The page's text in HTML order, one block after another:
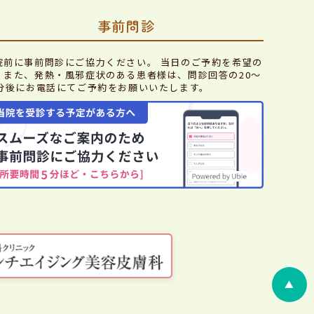
事前問診
前に事前問診にご協力ください。 当日のご予約を希望の
また、発熱・風邪症状のある患者様は、問診回答の20～
後にお電話にてご予約をお願いいたします。
▲